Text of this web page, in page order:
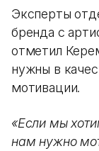
Эксперты
бренда с
отметил
нужны в
мотивации.
«Если мы
нам нужно